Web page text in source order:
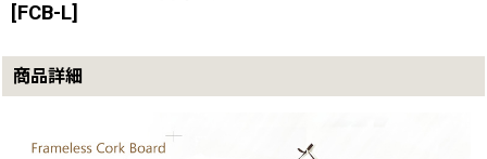
[FCB-L]
商品詳細